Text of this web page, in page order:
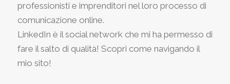
professionisti e imprenditori nel loro processo di
comunicazione online.
LinkedIn è il social network che mi ha permesso di
fare il salto di qualità! Scopri come navigando il
mio sito!